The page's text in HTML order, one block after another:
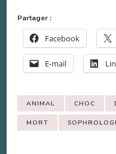
Partager :
Facebook
E-mail
ANIMAL CHOC
MORT